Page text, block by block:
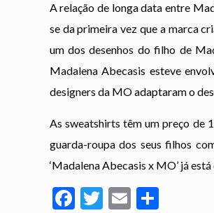
A relação de longa data entre
se da primeira vez que a marca
um dos desenhos do filho de
Madalena Abecasis esteve
designers da MO adaptaram o
As sweatshirts têm um preço de
guarda-roupa dos seus filhos
‘Madalena Abecasis x MO’ já
Facebook
Twitter
Email